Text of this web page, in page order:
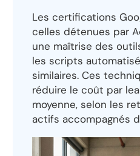
Les certifications
celles détenues par
une maîtrise des
les scripts
similaires. Ces
réduire le coût par
moyenne, selon les
actifs accompagnés